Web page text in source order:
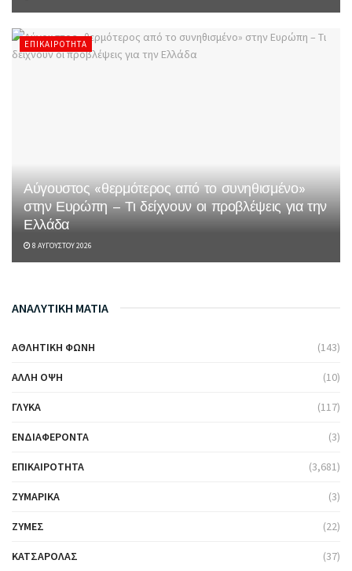
ΕΠΙΚΑΙΡΌΤΗΤΑ
Αύγουστος «θερμότερος από το συνηθισμένο»
στην Ευρώπη – Τι δείχνουν οι προβλέψεις για την
Ελλάδα
8 ΑΥΓΟΎΣΤΟΥ 2026
ΑΝΑΛΥΤΙΚΗ ΜΑΤΙΑ
ΑΘΛΗΤΙΚΉ ΦΩΝΉ (143)
ΆΛΛΗ ΌΨΗ (10)
ΓΛΥΚΆ (117)
ΕΝΔΙΑΦΈΡΟΝΤΑ (3)
ΕΠΙΚΑΙΡΌΤΗΤΑ (3,681)
ΖΥΜΑΡΙΚΆ (3)
ΖΎΜΕΣ (22)
ΚΑΤΣΑΡΌΛΑΣ (37)